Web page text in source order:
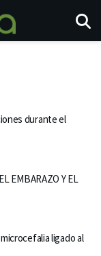
durante el
EMBARAZO Y EL
ligado al